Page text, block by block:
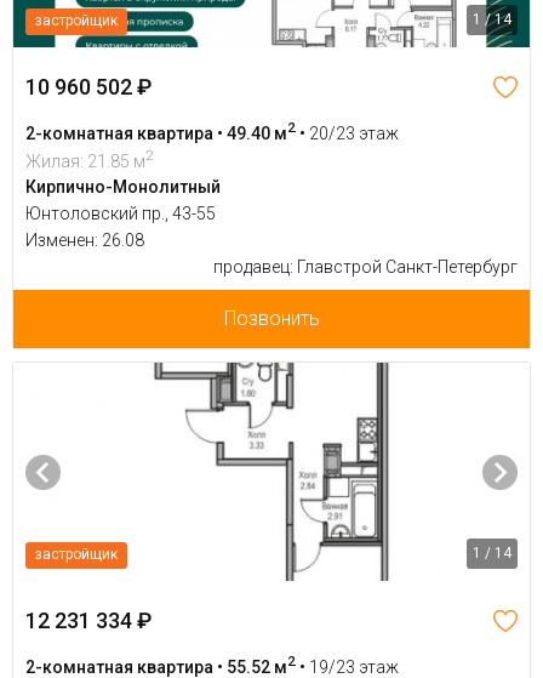
застройщик 1 / 14
10 960 502 ₽
2-комнатная квартира • 49.40 м2 • 20/23 этаж
Жилая: 21.85 м2
Кирпично-Монолитный
Юнтоловский пр., 43-55
Изменен: 26.08
продавец: Главстрой Санкт-Петербург
Позвонить
застройщик 1 / 14
12 231 334 ₽
2-комнатная квартира • 55.52 м2 • 19/23 этаж